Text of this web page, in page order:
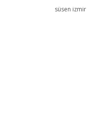
süsen izmir